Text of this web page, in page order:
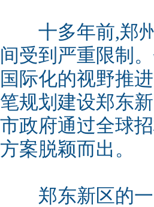
十多年前,郑州
间受到严重限制
国际化的视野推
笔规划建设郑东
市政府通过全球
方案脱颖而出。
郑东新区的一